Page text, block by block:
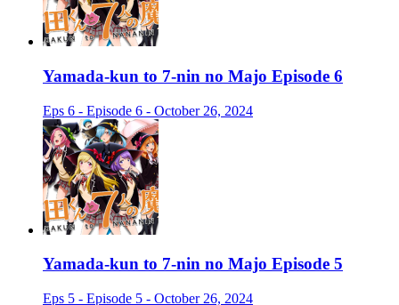
Yamada-kun to 7-nin no Majo Episode 6
Eps 6 - Episode 6 - October 26, 2024
Yamada-kun to 7-nin no Majo Episode 5
Eps 5 - Episode 5 - October 26, 2024